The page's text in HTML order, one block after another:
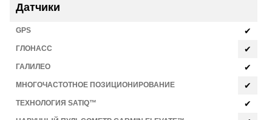
Датчики
GPS ✔
ГЛОНАСС ✔
ГАЛИЛЕО ✔
МНОГОЧАСТОТНОЕ ПОЗИЦИОНИРОВАНИЕ ✔
ТЕХНОЛОГИЯ SATIQ™ ✔